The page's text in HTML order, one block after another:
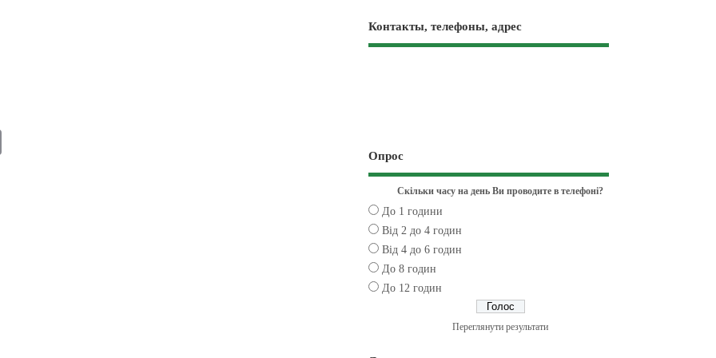
Контакты, телефоны, адрес
Опрос
Скільки часу на день Ви проводите в телефоні?
До 1 години
Від 2 до 4 годин
Від 4 до 6 годин
До 8 годин
До 12 годин
Переглянути результати